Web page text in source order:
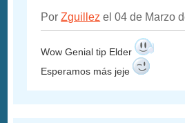
PorZguillez el 04 de Marzo
Wow Genial tip Elder
Esperamos más jeje